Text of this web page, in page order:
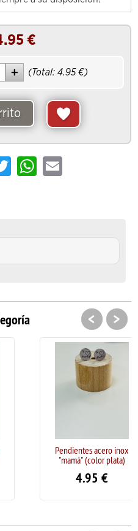
€
(Total: 4.95€)
TwitterWhatsApp
Email
Pendientes acero inox
"mamá" (color plata)
4.95€
< >